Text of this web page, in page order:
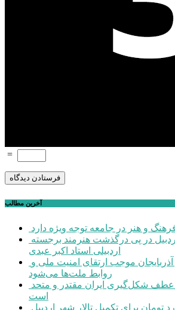
=
آخرین مطالب
و هنر در جامعه توجه ویژه دارد
اردبیلی استاد اکبر عبدی
روابط ملت‌ها می‌شود
است